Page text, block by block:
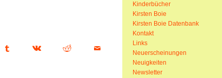
Kinderbücher
Kirsten Boie
Kirsten Boie Datenbank
Kontakt
Links
Neuerscheinungen
Neuigkeiten
Newsletter